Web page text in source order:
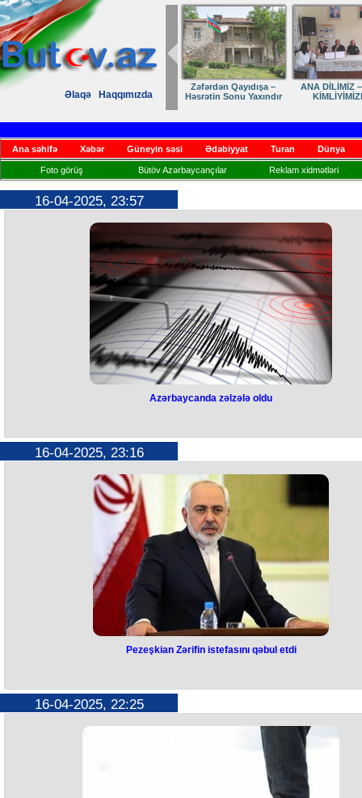
Əlaqə Haqqımızda
Zəfərdən Qayıdışa –
Həsrətin Sonu Yaxındır
ANA DİLİMİZ
Ana səhifə Xəbər Güneyin səsi Ədəbiyyat Turan Dünya
Foto görüş Bütöv Azərbaycançılar Reklam xidmətləri
16-04-2025, 23:57
Aprelin 16-da İsmayıllı stansiyasından 19 km şimalda zəlzələ qeydə
Bildirilib ki, yerli vaxtla saat 22:56-da qeydə alınan yeraltı təkanların
maqnitudası 3,1-ə bərabər olub.
Ocağı 9 kilometr dərinlikdə yerləşən zəlzələ hiss olunmayıb.
Azərbaycanda zəlzələ oldu
16-04-2025, 23:16
etdi
Məhəmməd Cavad Zərifin istefasını qəbul edib.
Bildirilib ki, Zərif istefa ərizəsini hələ martın 3-də təqdim etmişdi, lakin
prezidenti onun ərizəsini yalnız indi qəbul edib.
Zərifin yerinə 59 yaşlı Mohsen İsmaili təyin olunub.
Pezeşkian Zərifin istefasını qəbul etdi
16-04-2025, 22:25